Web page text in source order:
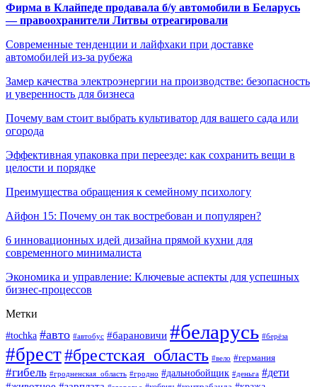
Фирма в Клайпеде продавала б/у автомобили в Беларусь
— правоохранители Литвы отреагировали
Современные тенденции и лайфхаки при доставке
автомобилей из-за рубежа
Замер качества электроэнергии на производстве: безопасность
и уверенность для бизнеса
Почему вам стоит выбрать культиватор для вашего сада или
огорода
Эффективная упаковка при переезде: как сохранить вещи в
целости и порядке
Преимущества обращения к семейному психологу
Айфон 15: Почему он так востребован и популярен?
6 инновационных идей дизайна прямой кухни для
современного минималиста
Экономика и управление: Ключевые аспекты для успешных
бизнес-процессов
Метки
#tochka #авто #автобус #барановичи #беларусь #берёза
#брест#брестская_область #вело #германия
#гибель #гродненская_область #гродно #дальнобойщик #деньга #дети